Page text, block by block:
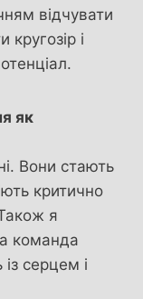
відчувати
і
як
Вони стають
критично
я
команда
серцем і